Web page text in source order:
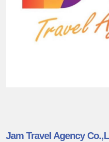
Jam Travel Agency